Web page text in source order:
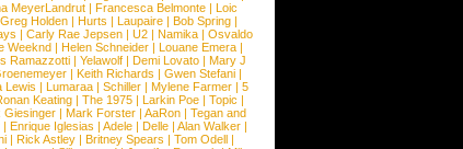
MeyerLandrut | Francesca Belmonte | Loic
Greg Holden| Hurts | Laupaire| Bob Spring|
| Carly Rae Jepsen| U2| Namika| Osvaldo
Weeknd| Helen Schneider| Louane Emera|
Ramazzotti | Yelawolf | Demi Lovato | Mary J
| Keith Richards | Gwen Stefani |
Lewis | Lumaraa| Schiller| Mylene Farmer| 5
Keating| The 1975| Larkin Poe| Topic |
Giesinger| Mark Forster| AaRon| Tegan and
| Enrique Iglesias | Adele| Delle| Alan Walker|
| Rick Astley | Britney Spears | Tom Odell |